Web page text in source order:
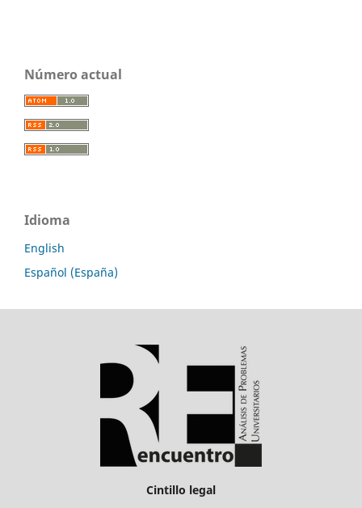
Número actual
Idioma
English
Español (España)
Cintillo legal